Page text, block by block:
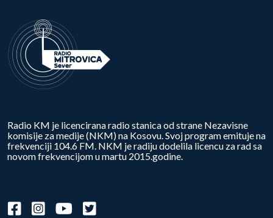
Radio KM je licencirana radio stanica od strane Nezavisne
komisije za medije (NKM) na Kosovu. Svoj program emituje na
frekvenciji 104.6 FM. NKM je radiju dodelila licencu za rad sa
novom frekvencijom u martu 2015.godine.